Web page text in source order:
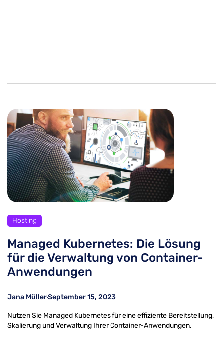
Hosting
Managed Kubernetes: Die Lösung
für die Verwaltung von Container-
Anwendungen
Jana MüllerSeptember 15, 2023
Nutzen Sie Managed Kubernetes für eine effiziente Bereitstellung,
Skalierung und Verwaltung Ihrer Container-Anwendungen.